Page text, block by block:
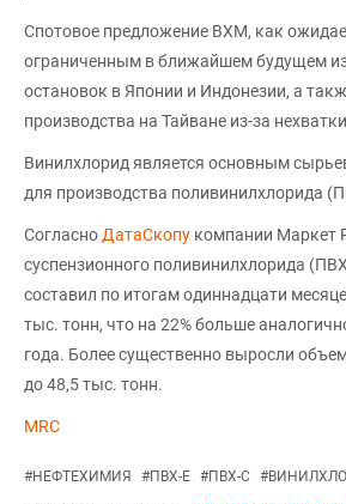
Спотовое предложение ВХМ, как
ограниченным в ближайшем будущем
остановок в Японии и Индонезии, а
производства на Тайване из-за
Винилхлорид является основным
для производства поливинилхлорида
Согласно ДатаСкопу компании Маркет
суспензионного поливинилхлорида
составил по итогам одиннадцати
тыс. тонн, что на 22% больше
года. Более существенно выросли
до 48,5 тыс. тонн.
MRC
#НЕФТЕХИМИЯ #ПВХ-Е #ПВХ-С #